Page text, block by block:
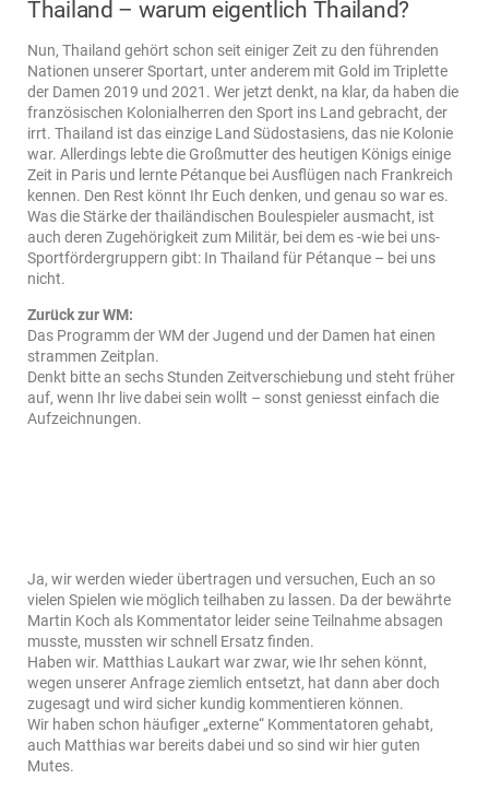
Thailand – warum eigentlich Thailand?
Nun, Thailand gehört schon seit einiger Zeit zu den führenden
Nationen unserer Sportart, unter anderem mit Gold im Triplette
der Damen 2019 und 2021. Wer jetzt denkt, na klar, da haben die
französischen Kolonialherren den Sport ins Land gebracht, der
irrt. Thailand ist das einzige Land Südostasiens, das nie Kolonie
war. Allerdings lebte die Großmutter des heutigen Königs einige
Zeit in Paris und lernte Pétanque bei Ausflügen nach Frankreich
kennen. Den Rest könnt Ihr Euch denken, und genau so war es.
Was die Stärke der thailändischen Boulespieler ausmacht, ist
auch deren Zugehörigkeit zum Militär, bei dem es -wie bei uns-
Sportfördergruppern gibt: In Thailand für Pétanque – bei uns
nicht.
Zurück zur WM:
Das Programm der WM der Jugend und der Damen hat einen
strammen Zeitplan.
Denkt bitte an sechs Stunden Zeitverschiebung und steht früher
auf, wenn Ihr live dabei sein wollt – sonst geniesst einfach die
Aufzeichnungen.
Ja, wir werden wieder übertragen und versuchen, Euch an so
vielen Spielen wie möglich teilhaben zu lassen. Da der bewährte
Martin Koch als Kommentator leider seine Teilnahme absagen
musste, mussten wir schnell Ersatz finden.
Haben wir. Matthias Laukart war zwar, wie Ihr sehen könnt,
wegen unserer Anfrage ziemlich entsetzt, hat dann aber doch
zugesagt und wird sicher kundig kommentieren können.
Wir haben schon häufiger „externe“ Kommentatoren gehabt,
auch Matthias war bereits dabei und so sind wir hier guten
Mutes.